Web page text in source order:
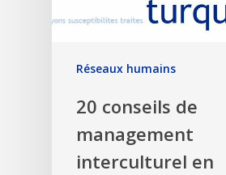
Réseaux humains
20 conseils de
management
interculturel en